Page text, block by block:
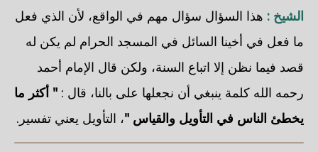
الشيخ : هذا السؤال سؤال مهم في الواقع، لأن الذي فعل
ما فعل في أخينا السائل في المسجد الحرام لم يكن له
قصد فيما نظن إلا اتباع السنة، ولكن قال الإمام أحمد
رحمه الله كلمة ينبغي أن نجعلها على بالنا، قال : " أكثر ما
يخطئ الناس في التأويل والقياس "، التأويل يعني تفسير.